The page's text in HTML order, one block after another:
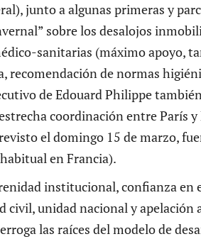
junto a algunas primeras y
sobre los desalojos
sanitarias (máximo apoyo,
recomendación de normas
de Edouard Philippe
coordinación entre París
el domingo 15 de marzo,
en Francia).
institucional, confianza en
civil, unidad nacional y apelación
las raíces del modelo de